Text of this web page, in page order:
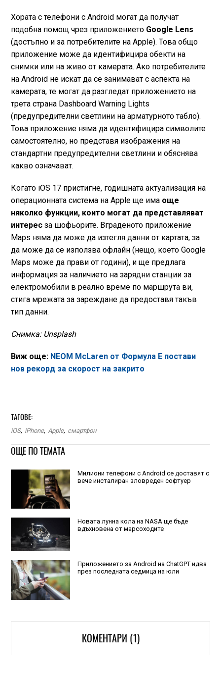
Хората с телефони с Android могат да получат
подобна помощ чрез приложениетоGoogle Lens
(достъпно и за потребителите на Apple). Това общо
приложение може да идентифицира обекти на
снимки или на живо от камерата. Ако потребителите
на Android не искат да се занимават с аспекта на
камерата, те могат да разгледат приложението на
трета страна Dashboard Warning Lights
(предупредителни светлини на арматурното табло).
Това приложение няма да идентифицира символите
самостоятелно, но представя изображения на
стандартни предупредителни светлини и обяснява
какво означават.
Когато iOS 17 пристигне, годишната актуализация на
операционната система на Apple ще има още
няколко функции, които могат да представляват
интересза шофьорите. Вграденото приложение
Maps няма да може да изтегля данни от картата, за
да може да се използва офлайн (нещо, което Google
Maps може да прави от години), и ще предлага
информация за наличието на зарядни станции за
електромобили в реално време по маршрута ви,
стига мрежата за зареждане да предоставя такъв
тип данни.
Снимка: Unsplash
Виж още: NEOM McLaren от Формула Е постави
нов рекорд за скорост на закрито
ТАГОВЕ:
iOS, iPhone, Apple, смартфон
ОЩЕ ПО ТЕМАТА
Милиони телефони с Android се доставят с
вече инсталиран зловреден софтуер
Новата лунна кола на NASA ще бъде
вдъхновена от марсоходите
Приложението за Android на ChatGPT идва
през последната седмица на юли
КОМЕНТАРИ (1)